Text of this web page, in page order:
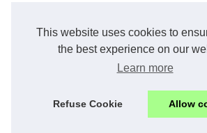
This website uses cookies to
the best experience on our
Learn more
Refuse Cookie Allow
Optimiser
15/2/2024
Faites des
cent
17/1/2024 Comment
ETXE